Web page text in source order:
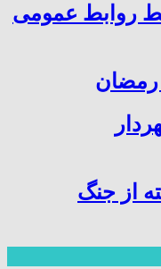
روابط عمومی
رمضان
از جنگ